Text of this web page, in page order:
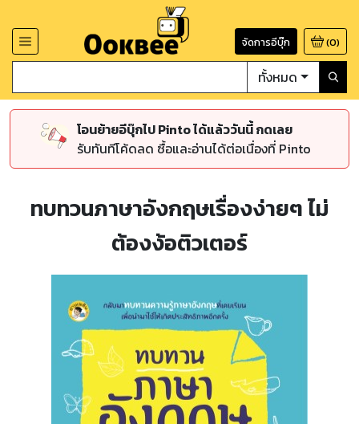
จัดการอีบุ๊ก (0)
ทั้งหมด
โอนย้ายอีบุ๊กไป Pinto ได้แล้ววันนี้ กดเลย
รับทันทีโค้ดลด ซื้อและอ่านได้ต่อเนื่องที่ Pinto
ทบทวนภาษาอังกฤษเรื่องง่ายๆ ไม่
ต้องง้อติวเตอร์